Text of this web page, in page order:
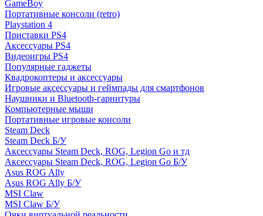
GameBoy
Портативные консоли (retro)
Playstation 4
Приставки PS4
Аксессуары PS4
Видеоигры PS4
Популярные гаджеты
Квадрокоптеры и аксессуары
Игровые аксессуары и геймпады для смартфонов
Наушники и Bluetooth-гарнитуры
Компьютерные мыши
Портативные игровые консоли
Steam Deck
Steam Deck Б/У
Аксессуары Steam Deck, ROG, Legion Go и тд
Аксессуары Steam Deck, ROG, Legion Go Б/У
Asus ROG Ally
Asus ROG Ally Б/У
MSI Claw
MSI Claw Б/У